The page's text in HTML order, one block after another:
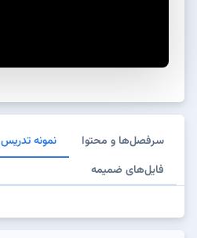
سرفصل‌ها و محتوا نمونه تدریس
فایل‌های ضمیمه